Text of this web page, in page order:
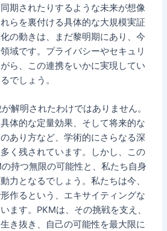
期されたりするような未来が想像
らを裏付ける具体的な大規模実証
の動きは、まだ黎明期にあり、今
域です。プライバシーやセキュリ
ら、この連携をいかに実現してい
でしょう。
解明されたわけではありません。
体的な定量効果、そして将来的な
あり方など、学術的にさらなる深
く残されています。しかし、この
持つ無限の可能性と、私たち自身
力となるでしょう。私たちは今、
作るという、エキサイティングな
ます。PKMは、その挑戦を支え、
き抜き、自己の可能性を最大限に